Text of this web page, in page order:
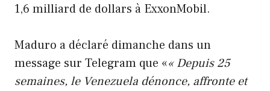
1,6 milliard de dollars à ExxonMobil.
Maduro a déclaré dimanche dans un
message sur Telegram que «« Depuis 25
semaines, le Venezuela dénonce, affronte et